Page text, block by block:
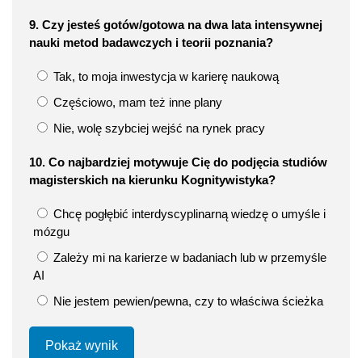
9. Czy jesteś gotów/gotowa na dwa lata intensywnej
nauki metod badawczych i teorii poznania?
Tak, to moja inwestycja w karierę naukową
Częściowo, mam też inne plany
Nie, wolę szybciej wejść na rynek pracy
10. Co najbardziej motywuje Cię do podjęcia studiów
magisterskich na kierunku Kognitywistyka?
Chcę pogłębić interdyscyplinarną wiedzę o umyśle i
mózgu
Zależy mi na karierze w badaniach lub w przemyśle
AI
Nie jestem pewien/pewna, czy to właściwa ścieżka
Pokaż wynik